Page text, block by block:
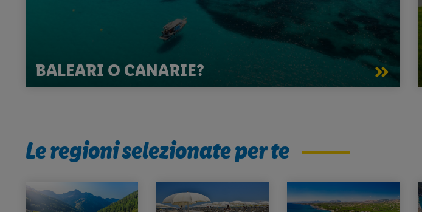
BALEARI O CANARIE?
Le regioni selezionate per te